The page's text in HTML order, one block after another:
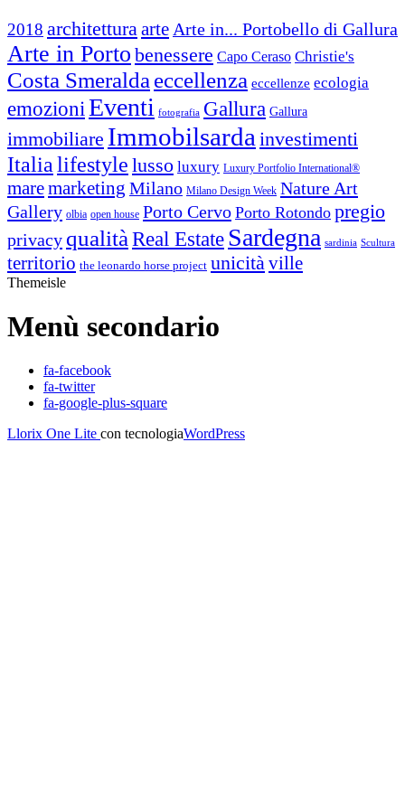
2018 architettura arte Arte in... Portobello di Gallura
Arte in Porto benessere Capo Ceraso Christie's
Costa Smeralda eccellenza eccellenze ecologia
emozioni Eventi fotografia Gallura Gallura
immobiliare Immobilsarda investimenti
Italia lifestyle lusso luxury Luxury Portfolio International®
maremarketing Milano Milano Design Week Nature Art
Gallery olbia open house Porto Cervo Porto Rotondo pregio
privacy qualità Real Estate Sardegna sardinia Scultura
territorio the leonardo horse project unicità ville
Themeisle
Menù secondario
fa-facebook
fa-twitter
fa-google-plus-square
Llorix One Lite con tecnologiaWordPress